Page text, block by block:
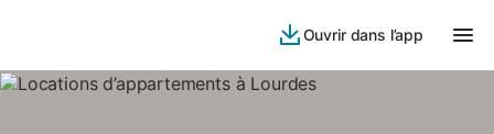
Ouvrir dans l’app